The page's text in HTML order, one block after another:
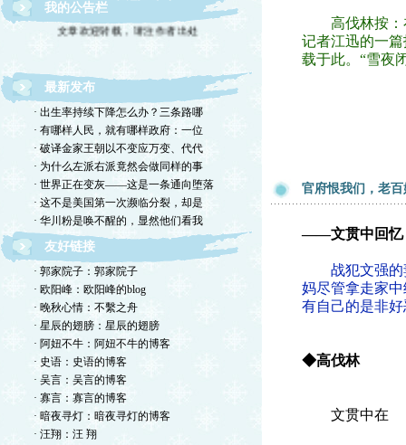
我的公告栏
文章欢迎转载，请注作者出处
最新发布
· 出生率持续下降怎么办？三条路哪
· 有哪样人民，就有哪样政府：一位
· 破译金家王朝以不变应万变、代代
· 为什么左派右派竟然会做同样的事
· 世界正在变灰——这是一条通向堕落
· 这不是美国第一次濒临分裂，却是
· 华川粉是唤不醒的，显然他们看我
友好链接
· 郭家院子：郭家院子
· 欧阳峰：欧阳峰的blog
· 晚秋心情：不繫之舟
· 星辰的翅膀：星辰的翅膀
· 阿妞不牛：阿妞不牛的博客
· 史语：史语的博客
· 吴言：吴言的博客
· 寡言：寡言的博客
· 暗夜寻灯：暗夜寻灯的博客
· 汪翔：汪 翔
高伐林按：在
记者江迅的一
载于此。“雪夜
官府恨我们，老
——文贯中回忆
战犯文强的妻
妈尽管拿走家
有自己的是非好
◆高伐林
文贯中在